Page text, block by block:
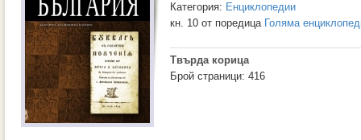
Категория: Енциклопедии
кн. 10 от поредица Голяма
Твърда корица
Брой страници: 416